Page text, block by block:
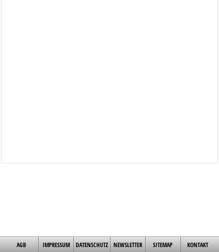
AGB IMPRESSUM DATENSCHUTZ NEWSLETTER SITEMAP KONTAKT